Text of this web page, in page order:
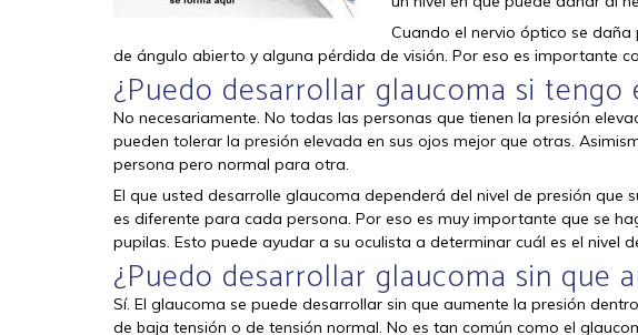
Cuando el nervio óptico se
de ángulo abierto y alguna pérdida de visión. Por eso es importante
¿Puedo desarrollar glaucoma si
No necesariamente. No todas las personas que tienen la presión
pueden tolerar la presión elevada en sus ojos mejor que otras.
persona pero normal para otra.
El que usted desarrolle glaucoma dependerá del nivel de presión que
es diferente para cada persona. Por eso es muy importante que se
pupilas. Esto puede ayudar a su oculista a determinar cuál es el nivel
¿Puedo desarrollar glaucoma sin que
Sí. El glaucoma se puede desarrollar sin que aumente la presión
de baja tensión o de tensión normal. No es tan común como el